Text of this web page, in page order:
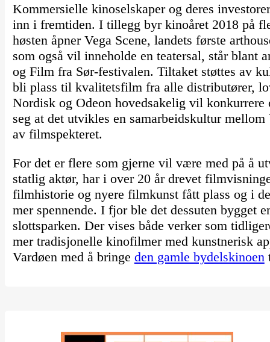
Kommersielle kinoselskaper og deres
inn i fremtiden. I tillegg byr kinoåret 2018 på
høsten åpner Vega Scene, landets første
som også vil inneholde en teatersal, står blant
og Film fra Sør-festivalen. Tiltaket støttes av
bli plass til kvalitetsfilm fra alle distributører,
Nordisk og Odeon hovedsakelig vil konkurrere
seg at det utvikles en samarbeidskultur
av filmspekteret.
For det er flere som gjerne vil være med på å
statlig aktør, har i over 20 år drevet
filmhistorie og nyere filmkunst fått plass og i
mer spennende. I fjor ble det dessuten bygget
slottsparken. Der vises både verker som
mer tradisjonelle kinofilmer med kunstnerisk
Vardøen med å bringe den gamle bydelskinoen